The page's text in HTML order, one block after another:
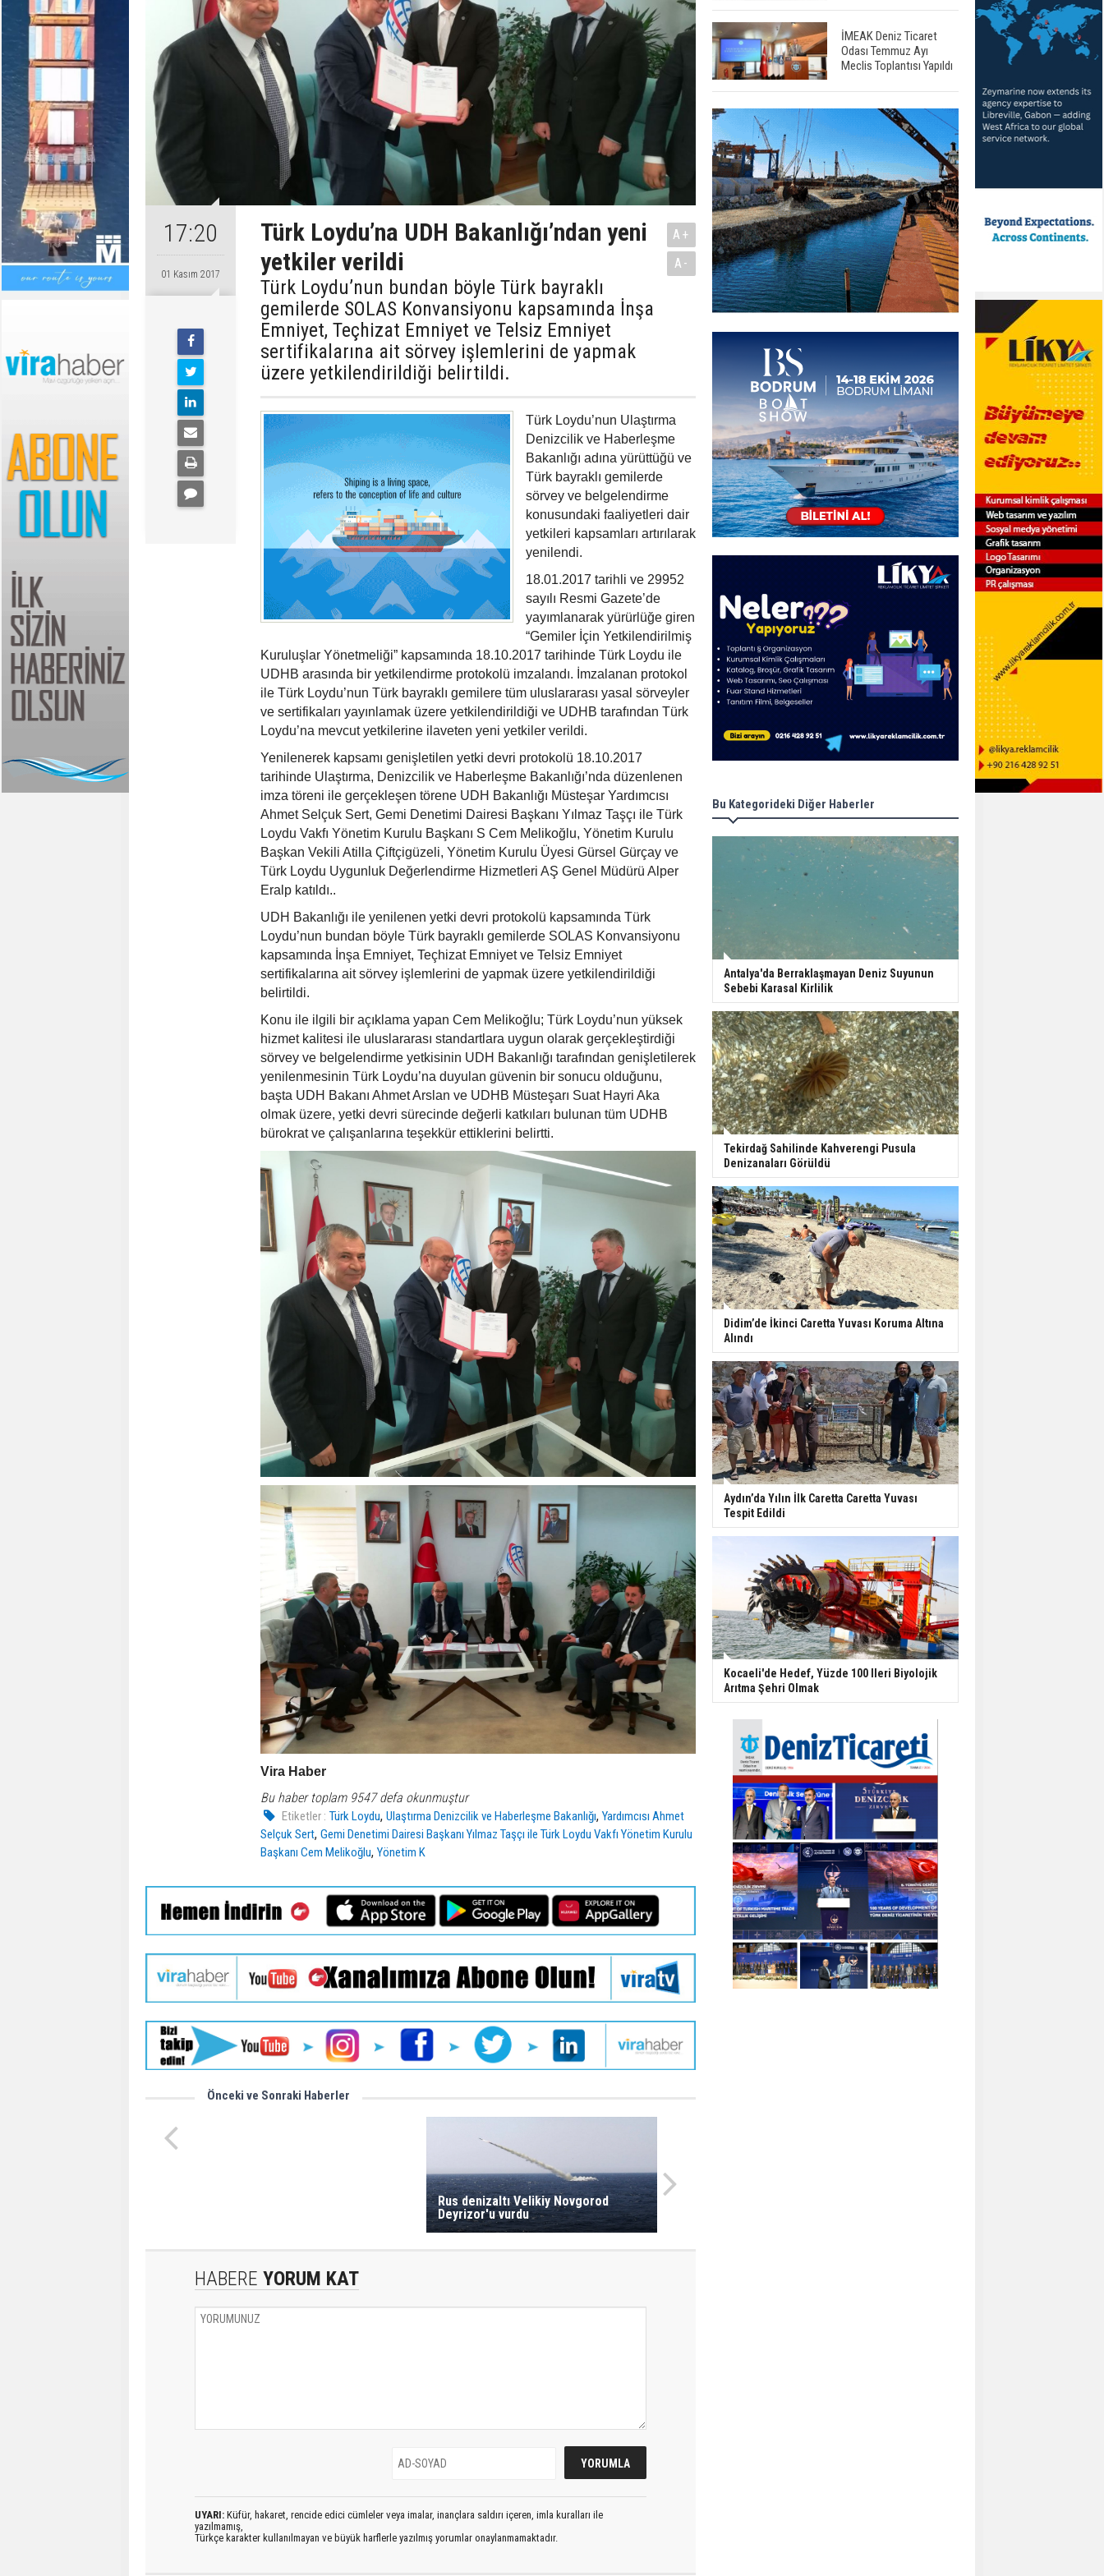
17:20
01 Kasım 2017
Türk Loydu’na UDH Bakanlığı’ndan yeni
yetkiler verildi
Türk Loydu’nun bundan böyle Türk bayraklı
gemilerde SOLAS Konvansiyonu kapsamında İnşa
Emniyet, Teçhizat Emniyet ve Telsiz Emniyet
sertifikalarına ait sörvey işlemlerini de yapmak
üzere yetkilendirildiği belirtildi.
A+
A-
Türk Loydu’nun Ulaştırma
Denizcilik ve Haberleşme
Bakanlığı adına yürüttüğü ve
Türk bayraklı gemilerde
sörvey ve belgelendirme
konusundaki faaliyetleri dair
yetkileri kapsamları artırılarak
yenilendi.
18.01.2017 tarihli ve 29952
sayılı Resmi Gazete’de
yayımlanarak yürürlüğe giren
“Gemiler İçin Yetkilendirilmiş
Kuruluşlar Yönetmeliği” kapsamında 18.10.2017 tarihinde Türk Loydu ile
UDHB arasında bir yetkilendirme protokolü imzalandı. İmzalanan protokol
ile Türk Loydu’nun Türk bayraklı gemilere tüm uluslararası yasal sörveyler
ve sertifikaları yayınlamak üzere yetkilendirildiği ve UDHB tarafından Türk
Loydu’na mevcut yetkilerine ilaveten yeni yetkiler verildi.
Yenilenerek kapsamı genişletilen yetki devri protokolü 18.10.2017
tarihinde Ulaştırma, Denizcilik ve Haberleşme Bakanlığı’nda düzenlenen
imza töreni ile gerçekleşen törene UDH Bakanlığı Müsteşar Yardımcısı
Ahmet Selçuk Sert, Gemi Denetimi Dairesi Başkanı Yılmaz Taşçı ile Türk
Loydu Vakfı Yönetim Kurulu Başkanı S Cem Melikoğlu, Yönetim Kurulu
Başkan Vekili Atilla Çiftçigüzeli, Yönetim Kurulu Üyesi Gürsel Gürçay ve
Türk Loydu Uygunluk Değerlendirme Hizmetleri AŞ Genel Müdürü Alper
Eralp katıldı..
UDH Bakanlığı ile yenilenen yetki devri protokolü kapsamında Türk
Loydu’nun bundan böyle Türk bayraklı gemilerde SOLAS Konvansiyonu
kapsamında İnşa Emniyet, Teçhizat Emniyet ve Telsiz Emniyet
sertifikalarına ait sörvey işlemlerini de yapmak üzere yetkilendirildiği
belirtildi.
Konu ile ilgili bir açıklama yapan Cem Melikoğlu; Türk Loydu’nun yüksek
hizmet kalitesi ile uluslararası standartlara uygun olarak gerçekleştirdiği
sörvey ve belgelendirme yetkisinin UDH Bakanlığı tarafından genişletilerek
yenilenmesinin Türk Loydu’na duyulan güvenin bir sonucu olduğunu,
başta UDH Bakanı Ahmet Arslan ve UDHB Müsteşarı Suat Hayri Aka
olmak üzere, yetki devri sürecinde değerli katkıları bulunan tüm UDHB
bürokrat ve çalışanlarına teşekkür ettiklerini belirtti.
Vira Haber
Bu haber toplam 9547 defa okunmuştur
Etiketler : Türk Loydu,Ulaştırma Denizcilik ve Haberleşme Bakanlığı,Yardımcısı Ahmet
Selçuk Sert, Gemi Denetimi Dairesi Başkanı Yılmaz Taşçı ile Türk Loydu Vakfı Yönetim Kurulu
Başkanı Cem Melikoğlu, Yönetim K
Önceki ve Sonraki Haberler
Şile’de batan geminin yerini TCG
ALEMDAR tespit etti
Rus denizaltı Velikiy Novgorod
Deyrizor'u vurdu
HABERE YORUM KAT
UYARI: Küfür, hakaret, rencide edici cümleler veya imalar, inançlara saldırı içeren, imla kuralları ile
yazılmamış,
Türkçe karakter kullanılmayan ve büyük harflerle yazılmış yorumlar onaylanmamaktadır.
İMEAK Deniz Ticaret
Odası Temmuz Ayı
Meclis Toplantısı Yapıldı
Bu Kategorideki Diğer Haberler
Antalya'da Berraklaşmayan Deniz Suyunun
Sebebi Karasal Kirlilik
Tekirdağ Sahilinde Kahverengi Pusula
Denizanaları Görüldü
Didim’de İkinci Caretta Yuvası Koruma Altına
Alındı
Aydın’da Yılın İlk Caretta Caretta Yuvası
Tespit Edildi
Kocaeli'de Hedef, Yüzde 100 Ileri Biyolojik
Arıtma Şehri Olmak